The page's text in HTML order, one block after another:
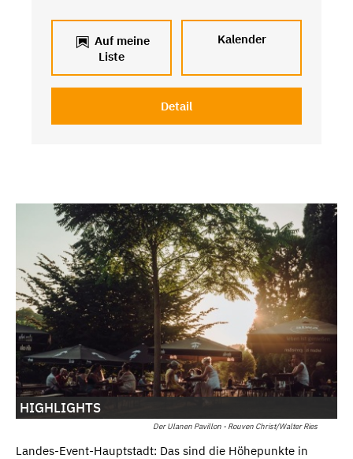
Auf meine
Liste
Kalender
Detail
Der Ulanen Pavillon - Rouven Christ/Walter Ries
HIGHLIGHTS
Landes-Event-Hauptstadt: Das sind die Höhepunkte in